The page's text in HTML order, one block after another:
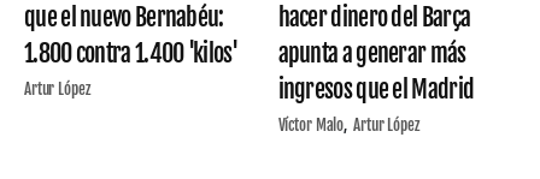
que el nuevo Bernabéu:
1.800 contra 1.400 'kilos'
Artur López
hacer dinero del Barça
apunta a generar más
ingresos que el Madrid
Víctor Malo Artur López